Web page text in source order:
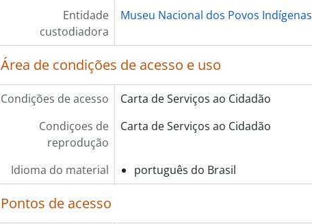
Entidade
custodiadora
Museu Nacional dos Povos Indígenas
Área de condições de acesso e uso
Condições de acesso
Carta de Serviços ao Cidadão
Condiçoes de
reprodução
Carta de Serviços ao Cidadão
Idioma do material português do Brasil
Pontos de acesso